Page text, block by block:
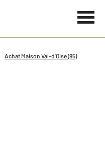
Achat Maison Val-d'Oise (95)